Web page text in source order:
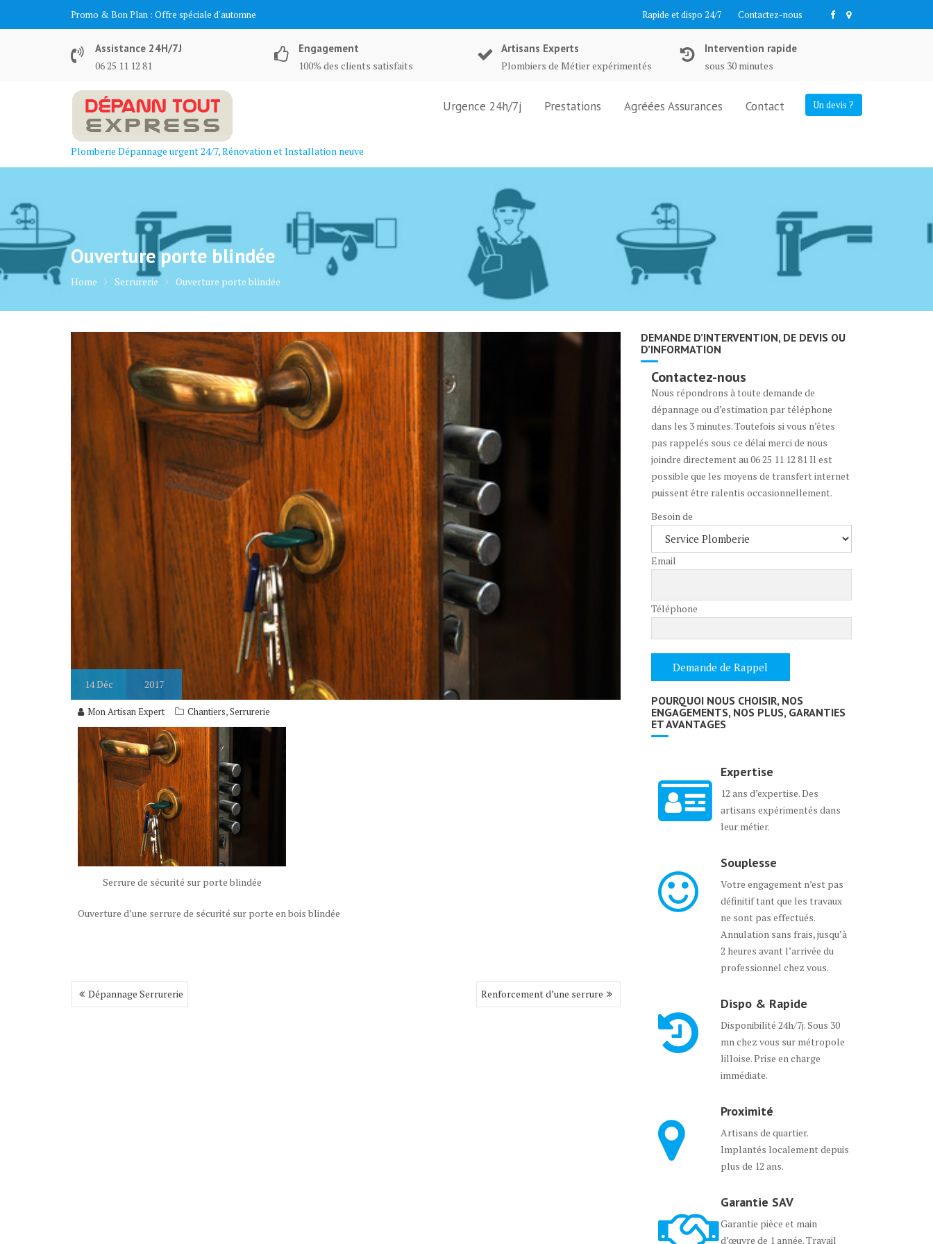
Promo & Bon Plan : Offre spéciale d'automne Rapide et dispo 24/7 Contactez-nous
Assistance 24H/7J
06 25 11 12 81
Engagement
100% des clients satisfaits
Artisans Experts
Plombiers de Métier expérimentés
Intervention rapide
sous 30 minutes
Plomberie Dépannage urgent 24/7, Rénovation et Installation neuve
Un devis ?
Urgence 24h/7j Prestations Agréées Assurances Contact
Ouverture porte blindée
Home Serrurerie Ouverture porte blindée
14Déc 2017
Mon Artisan Expert Chantiers,Serrurerie
Serrure de sécurité sur porte blindée
Ouverture d’une serrure de sécurité sur porte en bois blindée
Navigation
de
Dépannage Serrurerie Renforcement d’une serrure
DEMANDE D’INTERVENTION, DE DEVIS OU
D’INFORMATION
Contactez-nous
Nous répondrons à toute demande de
dépannage ou d’estimation par téléphone
dans les 3 minutes. Toutefois si vous n’êtes
pas rappelés sous ce délai merci de nous
joindre directement au 06 25 11 12 81 Il est
possible que les moyens de transfert internet
puissent être ralentis occasionnellement.
Besoin de
Email
Téléphone
POURQUOI NOUS CHOISIR, NOS
ENGAGEMENTS, NOS PLUS, GARANTIES
ET AVANTAGES
Expertise
12 ans d’expertise. Des
artisans expérimentés dans
leur métier.
Souplesse
Votre engagement n’est pas
définitif tant que les travaux
ne sont pas effectués.
Annulation sans frais, jusqu’à
2 heures avant l’arrivée du
professionnel chez vous.
Dispo & Rapide
Disponibilité 24h/7j. Sous 30
mn chez vous sur métropole
lilloise. Prise en charge
immédiate.
Proximité
Artisans de quartier.
Implantés localement depuis
plus de 12 ans.
Garantie SAV
Garantie pièce et main
d’œuvre de 1 année. Travail